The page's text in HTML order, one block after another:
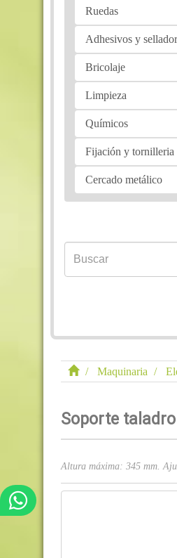
Ruedas
Adhesivos y
Bricolaje
Limpieza
Químicos
Fijación y tornilleria
Cercado metálico
Maquinaria
Soporte
Altura máxima: 345 mm.